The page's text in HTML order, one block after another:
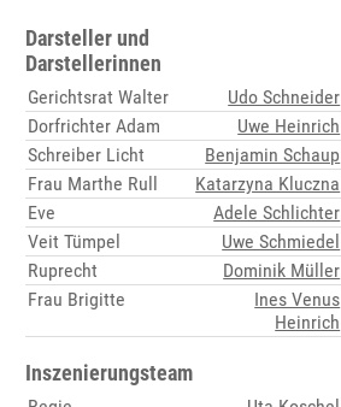
Darsteller und
Darstellerinnen
Gerichtsrat Walter
Udo Schneider
Dorfrichter Adam
Uwe Heinrich
Schreiber Licht
Benjamin Schaup
Frau Marthe Rull
Katarzyna Kluczna
Eve
Adele Schlichter
Veit Tümpel
Uwe Schmiedel
Ruprecht
Dominik Müller
Frau Brigitte
Ines Venus
Heinrich
Inszenierungsteam